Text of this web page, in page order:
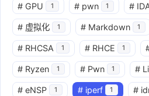
# GPU 1 # pwn 1 #
# 虚拟化 1 # Markdown 1
# RHCSA 1 # RHCE 1
# Ryzen 1 # Pwn 1 #
# eNSP 1 # iperf 1 #